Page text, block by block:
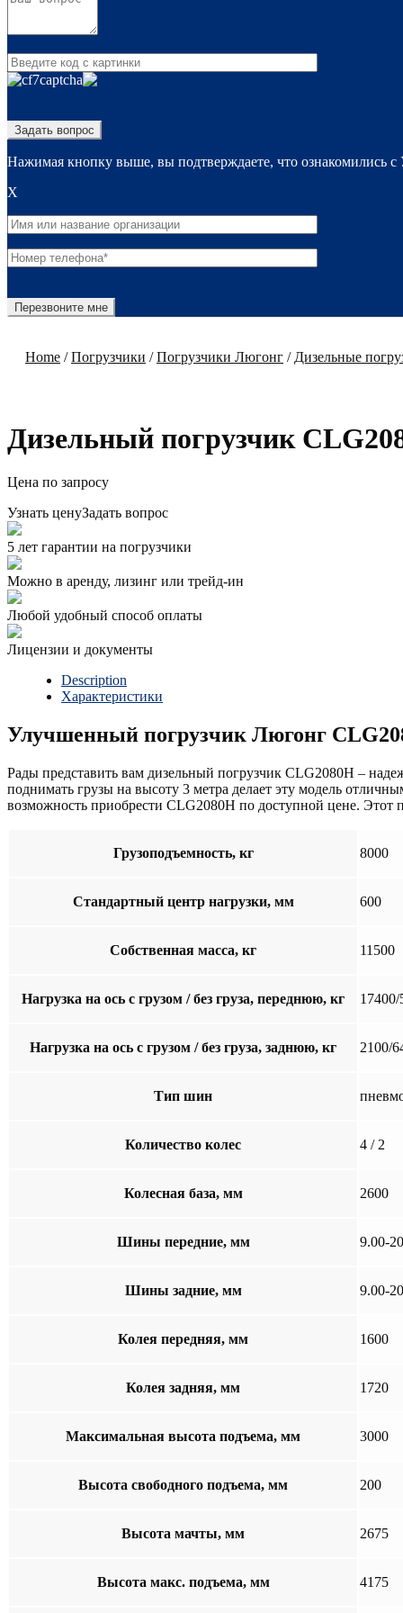
Нажимая кнопку выше, вы подтверждаете, что ознакомились
X
Home /Погрузчики /Погрузчики Люгонг / Дизельные
Дизельный погрузчик
Цена по запросу
Узнать ценуЗадать вопрос
5 лет гарантии на погрузчики
Можно в аренду, лизинг или трейд-ин
Любой удобный способ оплаты
Лицензии и документы
Description
Характеристики
Улучшенный погрузчик Люгонг
Рады представить вам дизельный погрузчик CLG2080H –
поднимать грузы на высоту 3 метра делает эту модель
возможность приобрести CLG2080H по доступной цене. Этот
Грузоподъемность, кг 8000
Стандартный центр нагрузки, мм 600
Собственная масса, кг 11500
Нагрузка на ось с грузом / без груза, переднюю, кг 17400/
Нагрузка на ось с грузом / без груза, заднюю, кг 2100/
Тип шин
Количество колес 4 / 2
Колесная база, мм 2600
Шины передние, мм 9.00-
Шины задние, мм 9.00-
Колея передняя, мм 1600
Колея задняя, мм 1720
Максимальная высота подъема, мм 3000
Высота свободного подъема, мм 200
Высота мачты, мм 2675
Высота макс. подъема, мм 4175